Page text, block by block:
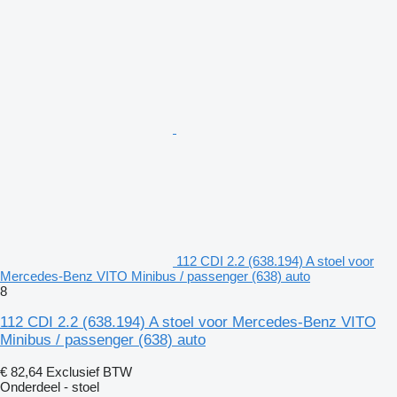
112 CDI 2.2 (638.194) A stoel voor
Mercedes-Benz VITO Minibus / passenger (638) auto
8
112 CDI 2.2 (638.194) A stoel voor Mercedes-Benz VITO
Minibus / passenger (638) auto
€ 82,64 Exclusief BTW
Onderdeel - stoel